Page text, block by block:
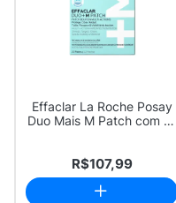
Effaclar La Roche Posay
Duo Mais M Patch com 22
R$107,99